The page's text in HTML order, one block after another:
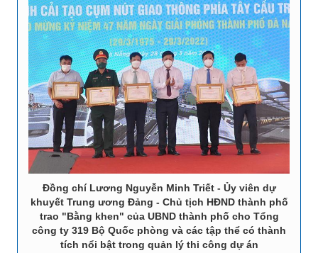
Đồng chí Lương Nguyễn Minh Triết - Ủy viên dự
khuyết Trung ương Đảng - Chủ tịch HĐND thành phố
trao "Bằng khen" của UBND thành phố cho Tổng
công ty 319 Bộ Quốc phòng và các tập thể có thành
tích nổi bật trong quản lý thi công dự án